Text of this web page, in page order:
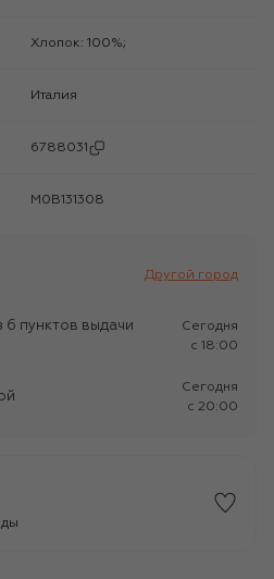
Хлопок: 100%;
Италия
6788031
M0B131308
Другой город
6 пунктов выдачи
Сегодня
c 18:00
Сегодня
c 20:00